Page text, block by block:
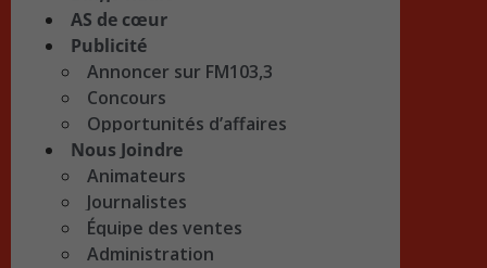
AS de cœur
Publicité
Annoncer sur FM103,3
Concours
Opportunités d’affaires
Nous Joindre
Animateurs
Journalistes
Équipe des ventes
Administration